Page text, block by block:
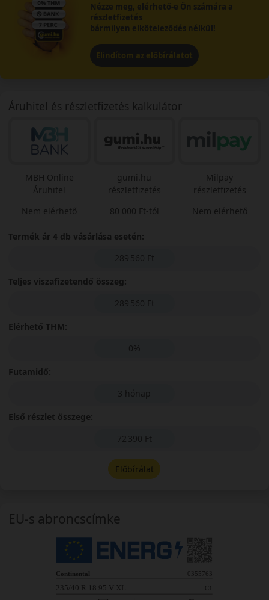
Nézze meg, elérhető-e Ön számára a
részletfizetés
bármilyen elköteleződés nélkül!
Elindítom az előbírálatot
Áruhitel és részletfizetés kalkulátor
MBH Online
Áruhitel
Nem elérhető
gumi.hu
részletfizetés
80 000 Ft-tól
Milpay
részletfizetés
Nem elérhető
Termék ár 4 db vásárlása esetén:
289 560 Ft
Teljes viszafizetendő összeg:
289 560 Ft
Elérhető THM:
0%
Futamidő:
3 hónap
Első részlet összege:
72 390 Ft
Előbírálat
EU-s abroncscímke